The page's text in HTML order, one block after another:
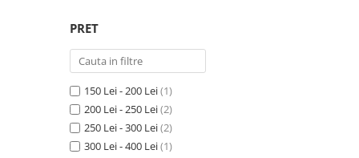
GILDED MUSE
WONDERLUST
MORRIS&AMP;CO
SERENDIPITY GOLD
SERENDIPITY PLATINUM
PRET
150 Lei - 200 Lei(1)
200 Lei - 250 Lei(2)
250 Lei - 300 Lei(2)
300 Lei - 400 Lei(1)